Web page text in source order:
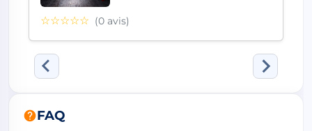
☆☆☆☆☆ (0 avis)
FAQ